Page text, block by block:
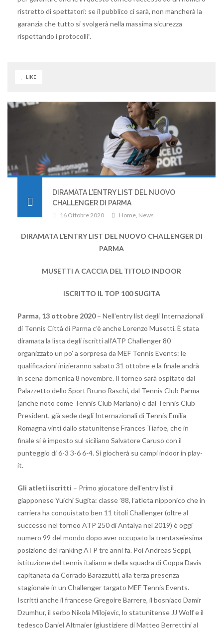
ristretto di spettatori: se il pubblico ci sarà, non mancherà la
garanzia che tutto si svolgerà nella massima sicurezza
rispettando i protocolli”.
LIKE
DIRAMATA L’ENTRY LIST DEL NUOVO
CHALLENGER DI PARMA
16 Ottobre 2020 Home, News
DIRAMATA L’ENTRY LIST DEL NUOVO CHALLENGER DI
PARMA
MUSETTI A CACCIA DEL TITOLO INDOOR
ISCRITTO IL TOP 100 SUGITA
Parma, 13 ottobre 2020– Nell’entry list degli Internazionali
di Tennis Città di Parma c’è anche Lorenzo Musetti. È stata
diramata la lista degli iscritti all’ATP Challenger 80
organizzato un po’ a sorpresa da MEF Tennis Events: le
qualificazioni inizieranno sabato 31 ottobre e la finale andrà
in scena domenica 8 novembre. Il torneo sarà ospitato dal
Palazzetto dello Sport Bruno Raschi, dal Tennis Club Parma
(anche noto come Tennis Club Mariano) e dal Tennis Club
President, già sede degli Internazionali di Tennis Emilia
Romagna vinti dallo statunitense Frances Tiafoe, che in
finale si è imposto sul siciliano Salvatore Caruso con il
punteggio di 6-3 3-6 6-4. Si giocherà su campi indoor in play-
it.
Gli atleti iscritti – Primo giocatore dell’entry list il
giapponese Yuichi Sugita: classe ’88, l’atleta nipponico che in
carriera ha conquistato ben 11 titoli Challenger (oltre al
successo nel torneo ATP 250 di Antalya nel 2019) è oggi
numero 99 del mondo dopo aver occupato la trentaseiesima
posizione del ranking ATP tre anni fa. Poi Andreas Seppi,
istituzione del tennis italiano e della squadra di Coppa Davis
capitanata da Corrado Barazzutti, alla terza presenza
stagionale in un Challenger targato MEF Tennis Events.
Iscritti anche il francese Gregoire Barrere, il bosniaco Damir
Dzumhur, il serbo Nikola Milojevic, lo statunitense JJ Wolf e il
tedesco Daniel Altmaier (giustiziere di Matteo Berrettini al